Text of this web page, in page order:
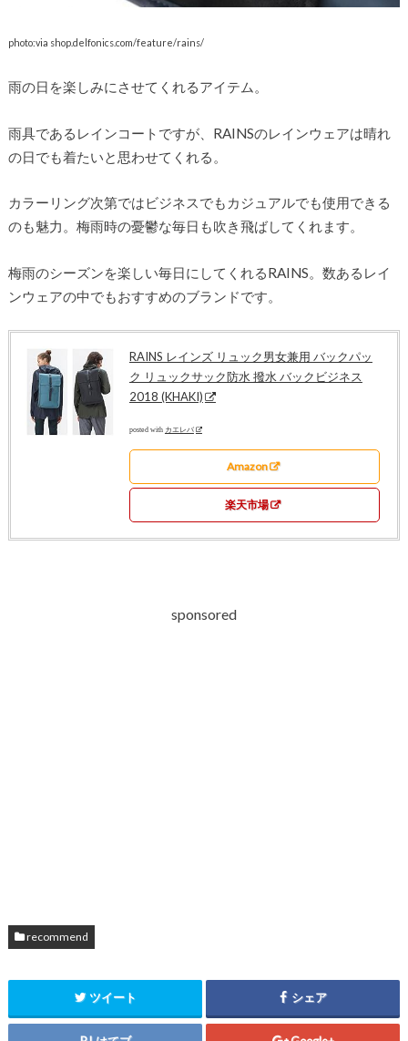
photo:via shop.delfonics.com/feature/rains/
雨の日を楽しみにさせてくれるアイテム。
雨具であるレインコートですが、RAINSのレインウェアは晴れ
の日でも着たいと思わせてくれる。
カラーリング次第ではビジネスでもカジュアルでも使用できる
のも魅力。梅雨時の憂鬱な毎日も吹き飛ばしてくれます。
梅雨のシーズンを楽しい毎日にしてくれるRAINS。数あるレイ
ンウェアの中でもおすすめのブランドです。
RAINS レインズ リュック男女兼用 バックパッ
ク リュックサック防水 撥水 バックビジネス
2018 (KHAKI)
posted with カエレバ
Amazon
楽天市場
sponsored
recommend
ツイート シェア